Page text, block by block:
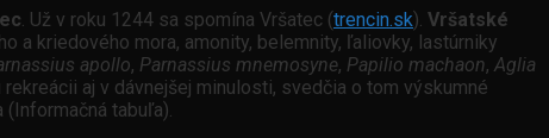
. Už v roku 1244 sa spomína Vršatec (trencin.sk). Vršatské
a kriedového mora, amonity, belemnity, ľaliovky, lastúrniky
apollo, Parnassius mnemosyne, Papilio machaon, Aglia
aj v dávnejšej minulosti, svedčia o tom výskumné
tabuľa).